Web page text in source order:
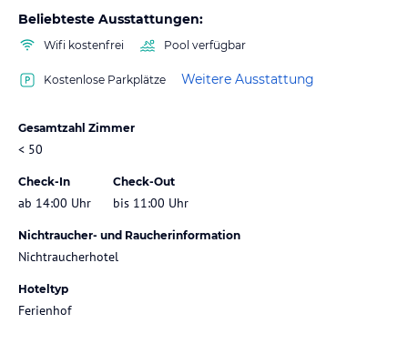
Beliebteste Ausstattungen:
Wifi kostenfrei Pool verfügbar
Kostenlose Parkplätze Weitere Ausstattung
Gesamtzahl Zimmer
< 50
Check-In
ab 14:00 Uhr
Check-Out
bis 11:00 Uhr
Nichtraucher- und Raucherinformation
Nichtraucherhotel
Hoteltyp
Ferienhof